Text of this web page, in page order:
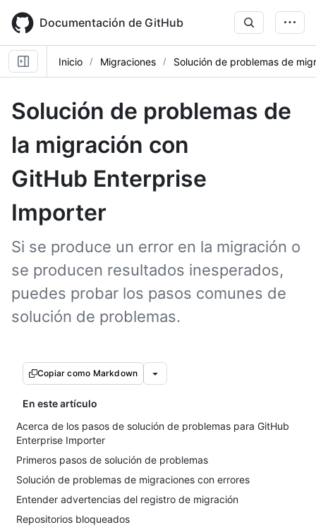
main
content
Documentación de GitHub
Inicio Migraciones Solución de problemas de
Solución de problemas de
la migración con
GitHub Enterprise
Importer
Si se produce un error en la migración o
se producen resultados inesperados,
puedes probar los pasos comunes de
solución de problemas.
Copiar como Markdown
En este artículo
Acerca de los pasos de solución de problemas para GitHub
Enterprise Importer
Primeros pasos de solución de problemas
Solución de problemas de migraciones con errores
Entender advertencias del registro de migración
Repositorios bloqueados